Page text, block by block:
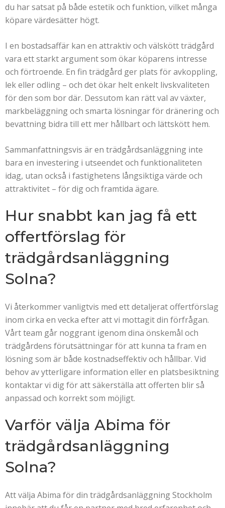
du har satsat på både estetik och funktion, vilket många
köpare värdesätter högt.
I en bostadsaffär kan en attraktiv och välskött trädgård
vara ett starkt argument som ökar köparens intresse
och förtroende. En fin trädgård ger plats för avkoppling,
lek eller odling – och det ökar helt enkelt livskvaliteten
för den som bor där. Dessutom kan rätt val av växter,
markbeläggning och smarta lösningar för dränering och
bevattning bidra till ett mer hållbart och lättskött hem.
Sammanfattningsvis är en trädgårdsanläggning inte
bara en investering i utseendet och funktionaliteten
idag, utan också i fastighetens långsiktiga värde och
attraktivitet – för dig och framtida ägare.
Hur snabbt kan jag få ett
offertförslag för
trädgårdsanläggning
Solna?
Vi återkommer vanligtvis med ett detaljerat offertförslag
inom cirka en vecka efter att vi mottagit din förfrågan.
Vårt team går noggrant igenom dina önskemål och
trädgårdens förutsättningar för att kunna ta fram en
lösning som är både kostnadseffektiv och hållbar. Vid
behov av ytterligare information eller en platsbesiktning
kontaktar vi dig för att säkerställa att offerten blir så
anpassad och korrekt som möjligt.
Varför välja Abima för
trädgårdsanläggning
Solna?
Att välja Abima för din trädgårdsanläggning Stockholm